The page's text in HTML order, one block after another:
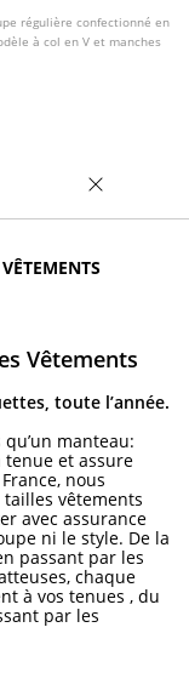
régulière confectionné en
à col en V et manches
Vêtements
toute l’année.
manteau:
tenue et assure
nous
vêtements
avec assurance
ni le style. De la
passant par les
chaque
à vos tenues , du
par les